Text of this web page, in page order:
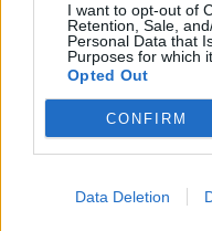
I want to opt-out of
Retention, Sale,
Personal Data that
Purposes for which
Opted Out
CONFIRM
Data Deletion
Paroles + Traduction
Commentaires
Voir la vidéo